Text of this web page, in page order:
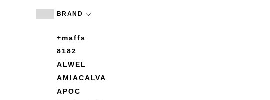
BRAND
+maffs
8182
ALWEL
AMIACALVA
APOC